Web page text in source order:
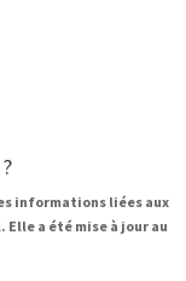
le
les
informations liées aux
a été mise à jour au